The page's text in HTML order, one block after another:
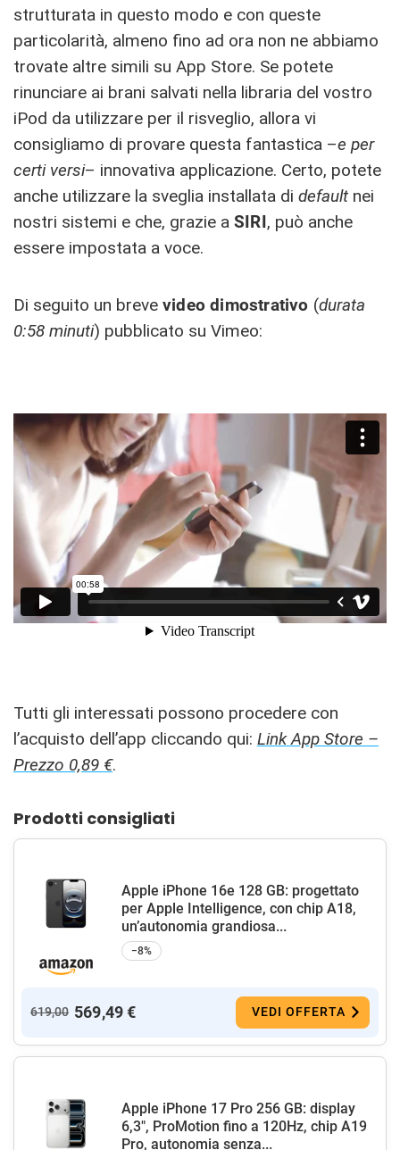
strutturata in questo modo e con queste
particolarità, almeno fino ad ora non ne abbiamo
trovate altre simili su App Store. Se potete
rinunciare ai brani salvati nella libraria del vostro
iPod da utilizzare per il risveglio, allora vi
consigliamo di provare questa fantastica –e per
certi versi– innovativa applicazione. Certo, potete
anche utilizzare la sveglia installata di default nei
nostri sistemi e che, grazie a SIRI, può anche
essere impostata a voce.
Di seguito un breve video dimostrativo (durata
0:58 minuti) pubblicato su Vimeo:
Tutti gli interessati possono procedere con
l’acquisto dell’app cliccando qui: Link App Store –
Prezzo 0,89 €.
Prodotti consigliati
Apple iPhone 16e 128 GB: progettato
per Apple Intelligence, con chip A18,
un’autonomia grandiosa...
−8%
619,00 569,49 € VEDI OFFERTA
Apple iPhone 17 Pro 256 GB: display
6,3", ProMotion fino a 120Hz, chip A19
Pro, autonomia senza...